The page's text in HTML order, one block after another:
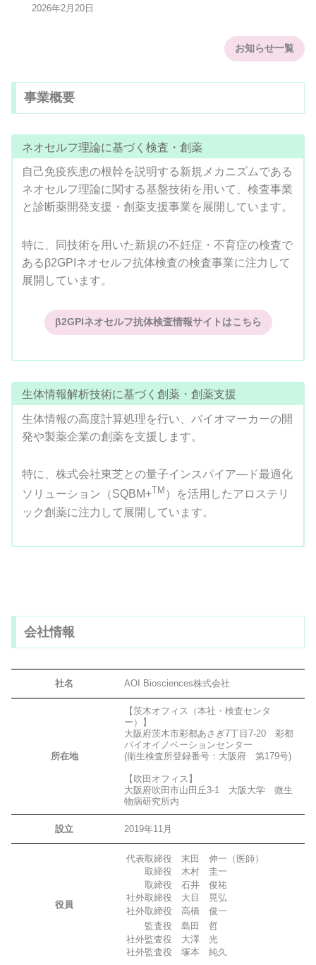
2026年2月20日
お知らせ一覧
事業概要
ネオセルフ理論に基づく検査・創薬
自己免疫疾患の根幹を説明する新規メカニズムである
ネオセルフ理論に関する基盤技術を用いて、検査事業
と診断薬開発支援・創薬支援事業を展開しています。
特に、同技術を用いた新規の不妊症・不育症の検査で
あるβ2GPIネオセルフ抗体検査の検査事業に注力して
展開しています。
β2GPIネオセルフ抗体検査情報サイトはこちら
生体情報解析技術に基づく創薬・創薬支援
生体情報の高度計算処理を行い、バイオマーカーの開
発や製薬企業の創薬を支援します。
特に、株式会社東芝との量子インスパイア―ド最適化
ソリューション（SQBM+TM ）を活用したアロステリ
ック創薬に注力して展開しています。
会社情報
社名 AOI Biosciences株式会社
所在地
【茨木オフィス（本社・検査センタ
ー）】
大阪府茨木市彩都あさぎ7丁目7-20 彩都
バイオイノベーションセンター
(衛生検査所登録番号：大阪府 第179号)
【吹田オフィス】
大阪府吹田市山田丘3-1 大阪大学 微生
物病研究所内
設立 2019年11月
役員
代表取締役 末田 伸一（医師）
取締役 木村 圭一
取締役 石井 俊祐
社外取締役 大目 晃弘
社外取締役 高橋 俊一
監査役 島田 哲
社外監査役 大澤 光
社外監査役 塚本 純久